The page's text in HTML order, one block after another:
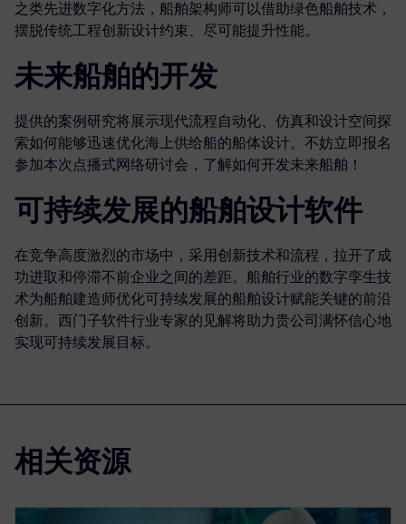
之类先进数字化方法，船舶架构师可以借助绿色船舶技术，
摆脱传统工程创新设计约束、尽可能提升性能。
未来船舶的开发
提供的案例研究将展示现代流程自动化、仿真和设计空间探
索如何能够迅速优化海上供给船的船体设计。不妨立即报名
参加本次点播式网络研讨会，了解如何开发未来船舶！
可持续发展的船舶设计软件
在竞争高度激烈的市场中，采用创新技术和流程，拉开了成
功进取和停滞不前企业之间的差距。船舶行业的数字孪生技
术为船舶建造师优化可持续发展的船舶设计赋能关键的前沿
创新。西门子软件行业专家的见解将助力贵公司满怀信心地
实现可持续发展目标。
相关资源